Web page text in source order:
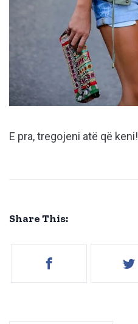
E pra, tregojeni atë që keni!
Share This: